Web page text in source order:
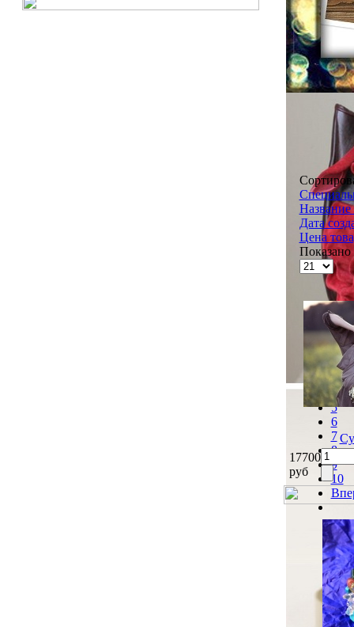
Название
Дата
Цена
Показано
1
2
3
4
5
6
7
8
9
10
17700
руб